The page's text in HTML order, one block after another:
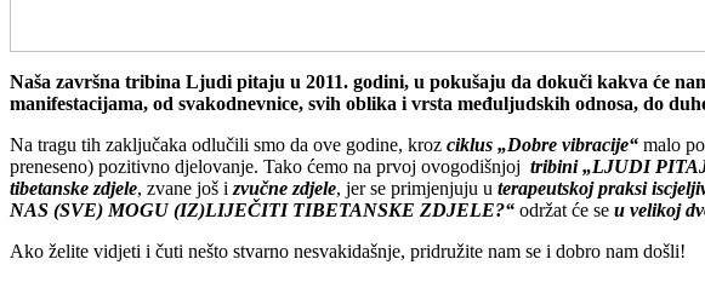
Naša završna tribina Ljudi pitaju u 2011. godini, u pokušaju da dokuči kakva će
manifestacijama, od svakodnevnice, svih oblika i vrsta međuljudskih odnosa, do
Na tragu tih zaključaka odlučili smo da ove godine, kroz ciklus „Dobre vibracije“ malo
preneseno) pozitivno djelovanje. Tako ćemo na prvoj ovogodišnjoj tribini „LJUDI
tibetanske zdjele, zvane još i zvučne zdjele, jer se primjenjuju u terapeutskoj praksi
NAS (SVE) MOGU (IZ)LIJEČITI TIBETANSKE ZDJELE?“ održat će se u velikoj
Ako želite vidjeti i čuti nešto stvarno nesvakidašnje, pridružite nam se i dobro nam došli!